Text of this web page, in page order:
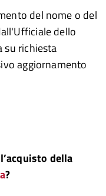
del nome o del
dello
su richiesta
aggiornamento
della
?